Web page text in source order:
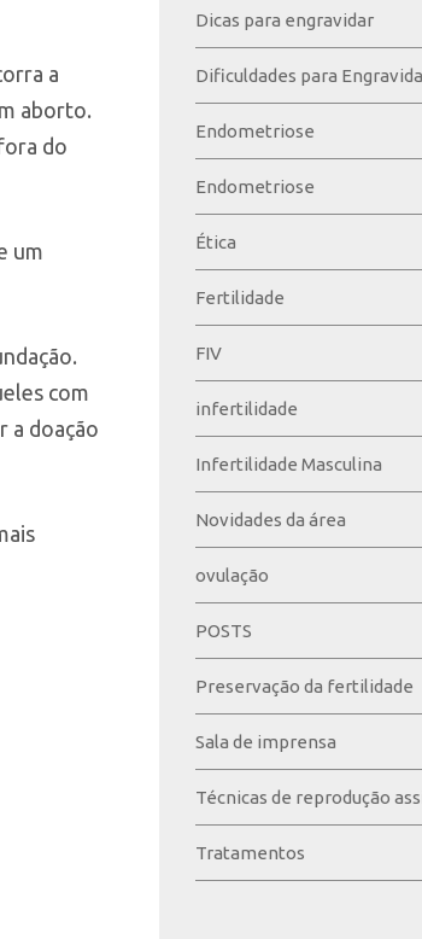
a
aborto.
do
um
com
a doação
Dicas para engravidar
Dificuldades para
Endometriose
Endometriose
Ética
Fertilidade
FIV
infertilidade
Infertilidade Masculina
Novidades da área
ovulação
POSTS
Preservação da fertilidade
Sala de imprensa
Técnicas de reprodução
Tratamentos